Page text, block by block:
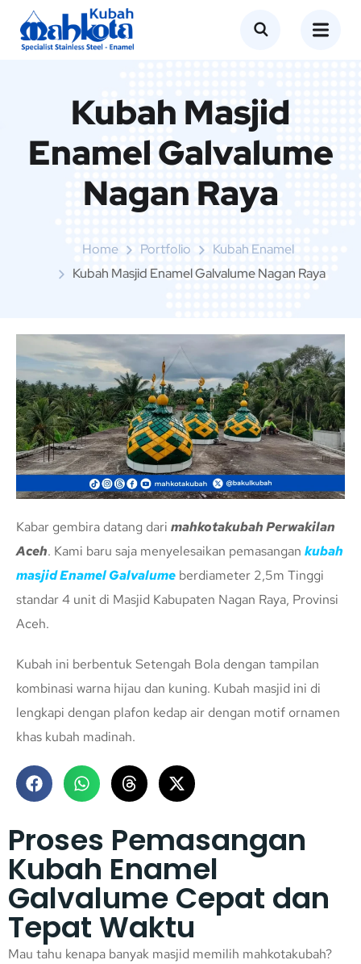
Kubah Masjid
Enamel Galvalume
Nagan Raya
Home Portfolio
Kubah Enamel
Kubah Masjid Enamel Galvalume Nagan Raya
Kabar gembira datang dari mahkotakubah Perwakilan
Aceh. Kami baru saja menyelesaikan pemasangan kubah
masjid Enamel Galvalume berdiameter 2,5m Tinggi
standar 4 unit di Masjid Kabupaten Nagan Raya, Provinsi
Aceh.
Kubah ini berbentuk Setengah Bola dengan tampilan
kombinasi warna hijau dan kuning. Kubah masjid ini di
lengkapi dengan plafon kedap air dengan motif ornamen
khas kubah madinah.
Proses Pemasangan
Kubah Enamel
Galvalume Cepat dan
Tepat Waktu
Mau tahu kenapa banyak masjid memilih mahkotakubah?